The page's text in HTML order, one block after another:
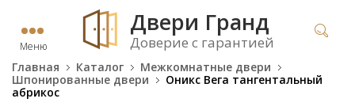
Меню
Двери Гранд
Доверие с гарантией
Главная Каталог
Межкомнатные двери
Шпонированные двери
Оникс Вега тангентальный
абрикос